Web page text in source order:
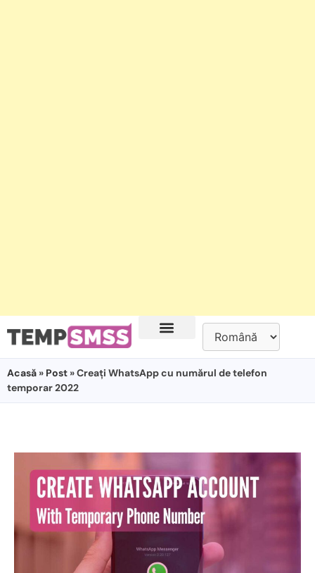
Acasă » Post » Creați WhatsApp cu numărul de telefon
temporar 2022